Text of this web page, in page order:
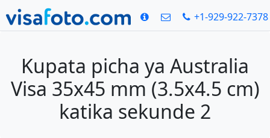
+1-929-922-7378
Kupata picha ya Australia
Visa 35x45 mm (3.5x4.5 cm)
katika sekunde 2